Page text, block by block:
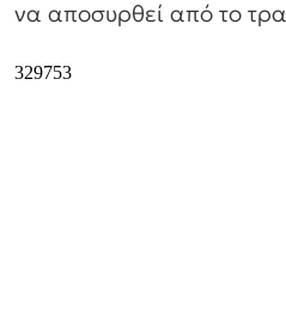
να αποσυρθεί από το